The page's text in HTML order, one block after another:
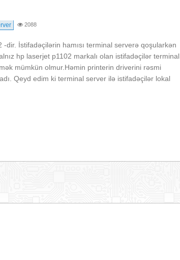
2088
İstifadəçilərin hamısı terminal serverə qoşularkən
hp laserjet p1102 markalı olan istifadəçilər terminal
mümkün olmur.Həmin printerin driverini rəsmi
Qeyd edim ki terminal server ilə istifadəçilər lokal